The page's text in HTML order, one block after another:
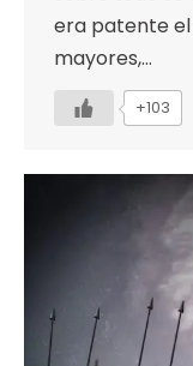
era patente
mayores,…
+103